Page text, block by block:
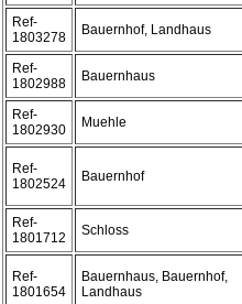
Ref-
1803278
Bauernhof, Landhaus
Ref-
1802988
Bauernhaus
Ref-
1802930
Muehle
Ref-
1802524
Bauernhof
Ref-
1801712
Schloss
Ref-
1801654
Bauernhaus, Bauernhof,
Landhaus